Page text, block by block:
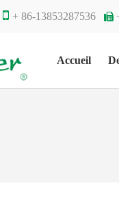
 + 86-13853287536 
Accueil